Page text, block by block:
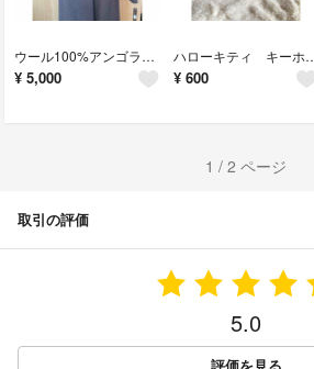
ウール100%アンゴラ ステンカラー ロングコート リアルファー エポレーヌ
¥ 5,000
ハローキテ
¥ 600
1 / 2 ページ
取引の評価
5.0